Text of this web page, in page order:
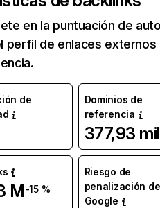
en la puntuación de
perfil de enlaces externos
de
Dominios de
referencia
377,93 mil
M-15 %
Riesgo de
penalización de
Google